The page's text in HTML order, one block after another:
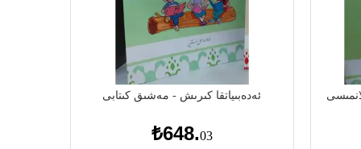
ئەدەبىياتقا كىرىش - مەشىق كىتابى
₺648.03